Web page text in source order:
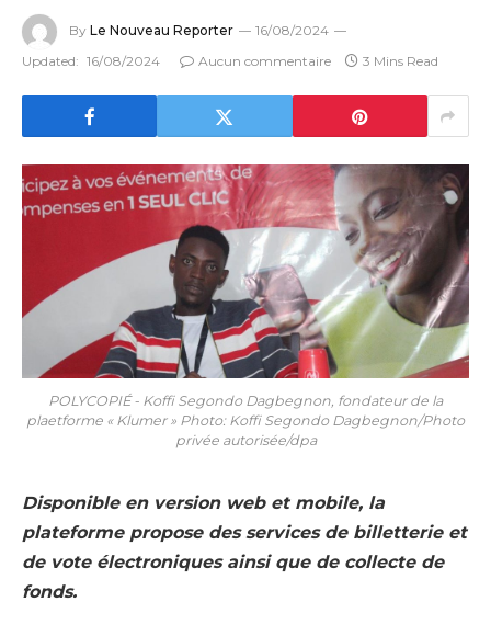
By Le Nouveau Reporter
16/08/2024
Updated: 16/08/2024 Aucun commentaire 3 Mins Read
POLYCOPIÉ - Koffi Segondo Dagbegnon, fondateur de la
plaetforme « Klumer » Photo: Koffi Segondo Dagbegnon/Photo
privée autorisée/dpa
Disponible en version web et mobile, la
plateforme propose des services de billetterie et
de vote électroniques ainsi que de collecte de
fonds.